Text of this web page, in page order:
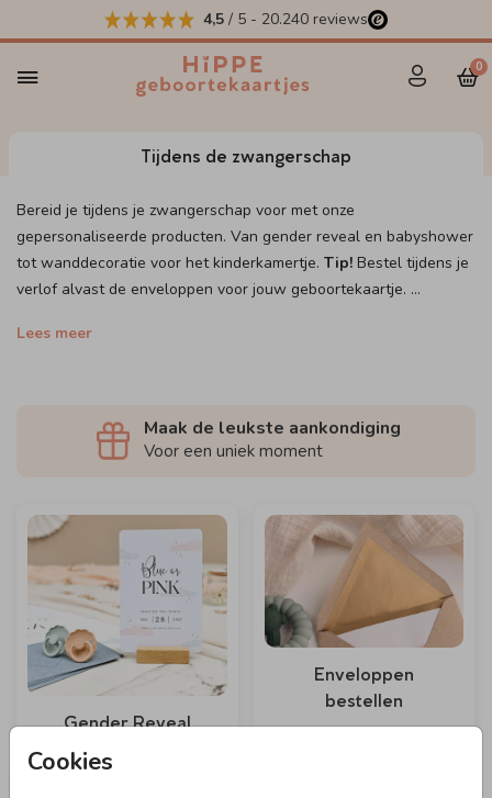
4,5 / 5 - 20.240 reviews
0
Cookies
Tijdens de zwangerschap
Bereid je tijdens je zwangerschap voor met onze
gepersonaliseerde producten. Van gender reveal en babyshower
tot wanddecoratie voor het kinderkamertje. Tip! Bestel tijdens je
verlof alvast de enveloppen voor jouw geboortekaartje. ...
Lees meer
Maak de leukste aankondiging
Voor een uniek moment
Gender Reveal
Enveloppen
bestellen